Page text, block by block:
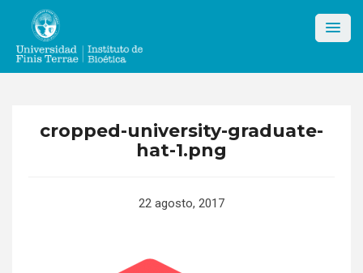
content
cropped-university-graduate-
hat-1.png
22 agosto, 2017